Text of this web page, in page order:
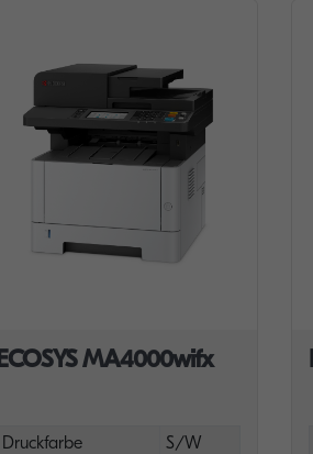
ECOSYS MA4000wifx
Druckfarbe
S/W